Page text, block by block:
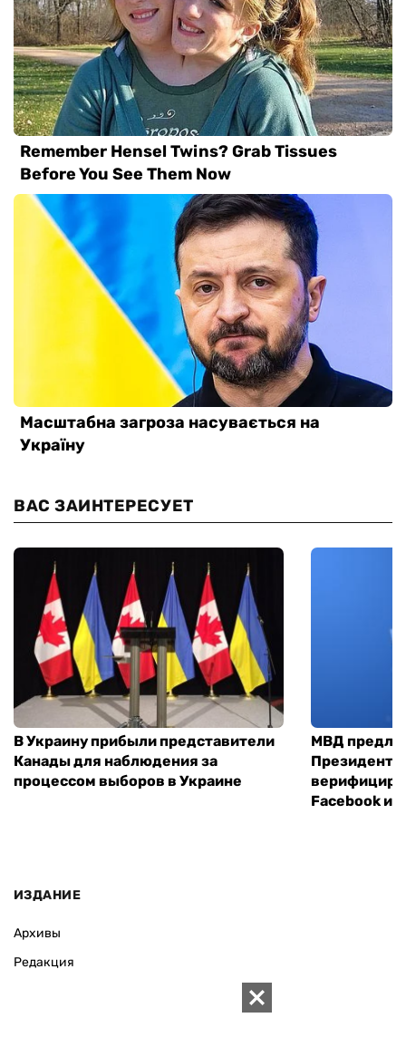
ВАС ЗАИНТЕРЕСУЕТ
В Украину прибыли представители
Канады для наблюдения за
процессом выборов в Украине
МВД
Facebook и
ИЗДАНИЕ
Архивы
Редакция